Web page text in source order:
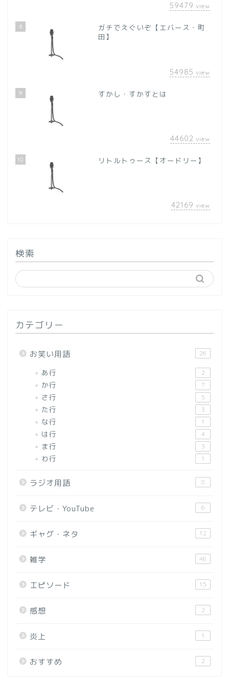
59479 view
8
ガチでえぐいぞ【エバース・町
田】
54985 view
9 すかし・すかすとは
44602 view
10 リトルトゥース【オードリー】
42169 view
検索
カテゴリー
お笑い用語 26
あ行 2
か行 7
さ行 5
た行 3
な行 1
は行 4
ま行 3
わ行 1
ラジオ用語 8
テレビ・YouTube 6
ギャグ・ネタ 12
雑学 46
エピソード 15
感想 2
炎上 1
おすすめ 2